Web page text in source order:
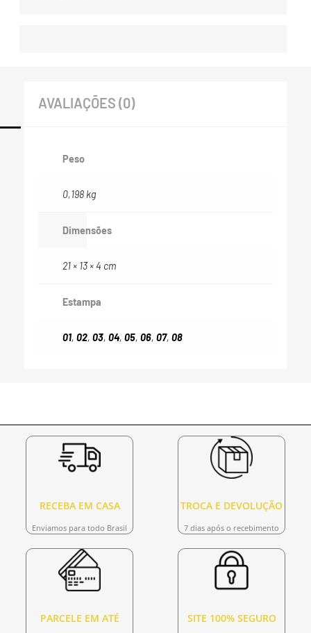
AVALIAÇÕES (0)
Peso
0,198 kg
Dimensões
21 × 13 × 4 cm
Estampa
01, 02, 03, 04, 05, 06, 07, 08
RECEBA EM CASA
Enviamos para todo Brasil
TROCA E DEVOLUÇÃO
7 dias após o recebimento
PARCELE EM ATÉ SITE 100% SEGURO